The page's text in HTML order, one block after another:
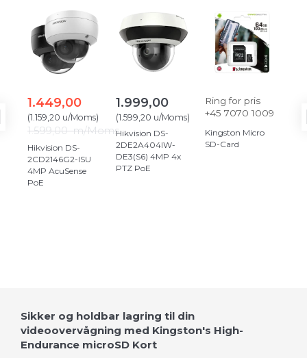
1.449,00
(1.159,20 u/Moms)
1.599,00m/Moms
Hikvision DS-
2CD2146G2-ISU
4MP AcuSense
PoE
1.999,00
(1.599,20 u/Moms)
Hikvision DS-
2DE2A404IW-
DE3(S6) 4MP 4x
PTZ PoE
Ring for pris
+45 7070 1009
Kingston Micro
SD-Card
Sikker og holdbar lagring til din
videoovervågning med Kingston's High-
Endurance microSD Kort